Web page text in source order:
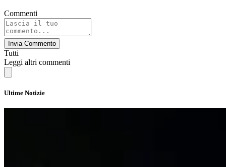
Commenti
Invia Commento
Tutti
Leggi altri commenti
Ultime Notizie